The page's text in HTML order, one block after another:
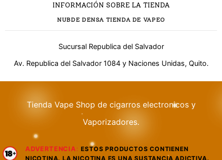
INFORMACIÓN SOBRE LA TIENDA
NUBDE DENSA TIENDA DE VAPEO
Sucursal Republica del Salvador
Av. Republica del Salvador 1084 y Naciones Unidas, Quito.
Tienda Vape Shop de cigarros electronicos y
Vaporizadores.
ADVERTENCIA : ESTOS PRODUCTOS CONTIENEN
NICOTINA. LA NICOTINA ES UNA SUSTANCIA ADICTIVA.
Respuesta rápida
Llamar